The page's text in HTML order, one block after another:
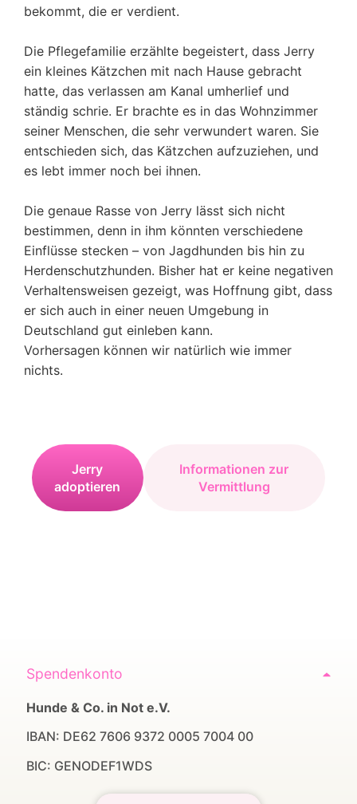
bekommt, die er verdient.
Die Pflegefamilie erzählte begeistert, dass Jerry
ein kleines Kätzchen mit nach Hause gebracht
hatte, das verlassen am Kanal umherlief und
ständig schrie. Er brachte es in das Wohnzimmer
seiner Menschen, die sehr verwundert waren. Sie
entschieden sich, das Kätzchen aufzuziehen, und
es lebt immer noch bei ihnen.
Die genaue Rasse von Jerry lässt sich nicht
bestimmen, denn in ihm könnten verschiedene
Einflüsse stecken – von Jagdhunden bis hin zu
Herdenschutzhunden. Bisher hat er keine negativen
Verhaltensweisen gezeigt, was Hoffnung gibt, dass
er sich auch in einer neuen Umgebung in
Deutschland gut einleben kann.
Vorhersagen können wir natürlich wie immer
nichts.
Jerry
adoptieren
Informationen zur
Vermittlung
Spendenkonto
Hunde & Co. in Not e.V.
IBAN: DE62 7606 9372 0005 7004 00
BIC: GENODEF1WDS